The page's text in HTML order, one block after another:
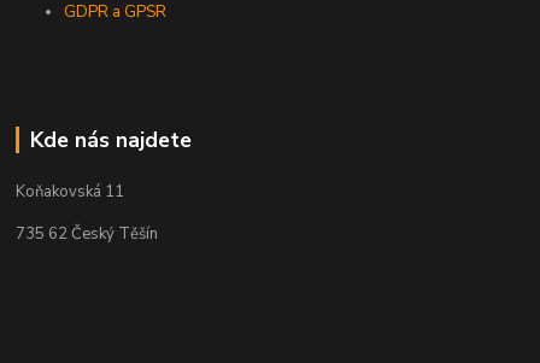
GDPR a GPSR
Kde nás najdete
Koňakovská 11
735 62 Český Těšín